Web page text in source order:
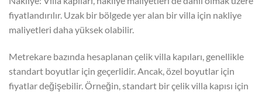
fiyatlandırılır. Uzak bir bölgede yer alan bir villa için nakliye
maliyetleri daha yüksek olabilir.
Metrekare bazında hesaplanan çelik villa kapıları, genellikle
standart boyutlar için geçerlidir. Ancak, özel boyutlar için
fiyatlar değişebilir. Örneğin, standart bir çelik villa kapısı için